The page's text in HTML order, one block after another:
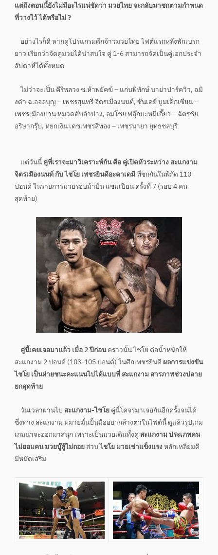
แต่ถึงตอนนี้ยังไม่มีอะไรแน่ชัดว่า มวยไทย จะกลับมาชกตามกำหนด
ที่วางไว้ ได้หรือไม่ ?
อย่างไรก็ดี หากดูโปรแกรมศึกจ้าวมวยไทย ไฟต์แรกหลังพักเบรก
ยาว เรียกว่าจัดคู่มวยได้น่าสนใจ คู่ 1-6 สามารถจัดเป็นคู่เอกประจำ
สัปดาห์ได้ทั้งหมด
ไม่ว่าจะเป็น คีรีหลวง ช.ห้าพยัคฆ์ – แก่นพิทักษ์ นาย่าปาร์ควิว, ฉมิ
งดำ ฉ.อจลบุญ – เพชรสุนทรี จิตรเมืองนนท์, ซันเดย์ บูมเด็กเซียน –
เพชรเมืองปาน หมวดดับลำปาง, ลมโชย ฟลุ๊กบะหมี่เกี๊ยว – ฉัตรชัย
อริษากรุ๊ป, หยกเงิน เดชเพชรสีทอง – เพชรนายา ยุทธชลบุรี
แต่วันนี้คู่ที่เราจะมาวิเคราะห์กัน คือ คู่เปิดหัวระหว่าง สะแกงาม
จิตรเมืองนนท์ กับ ไชโย เพชรยินดีอะคาเดมีที่ชกกันในพิกัด 110
ปอนด์ ในรายการมวยรอบม้าบิน แชมเปียน ครั้งที่ 7 (รอบ 4 คน
สุดท้าย)
คู่นี้เคยเจอมาแล้ว เมื่อ 2 ปีก่อนคราวนั้น ไชโย ต่อน้ำหนักให้
สะแกงาม 2 ปอนด์ (103-105 ปอนด์) ในศึกเพชรยินดี ผลการแข่งขัน
ไชโย เป็นฝ่ายชนะคะแนนไปได้แบบที่ สะแกงาม สารภาพช่วงปลาย
ยกสุดท้าย
วันเวลาผ่านไป สะแกงาม-ไชโยคู่นี้โคจรมาเจอกันอีกครั้งจนได้
ซึ่งทาง สะแกงาม หมายมั่นปั้นมืออยากล้างตาในไฟต์นี้ ดูแล้วรูปเกม
เกมน่าจะออกมาสนุก เพราะเป็นมวยเดินทั้งคู่ สะแกงาม ประเภทคน
ไม่ยอมคน มวยบู๊สู้ไม่ถอยส่วนไชโย มวยเข่าแข็งแรงหลักเหลี่ยมดี
มีหมัดเสริม